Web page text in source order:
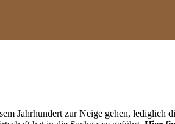
Jahrhundert zur Neige gehen, lediglich